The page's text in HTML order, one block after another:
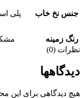
جنس نخ خاب پلی
رنگ زمینه
نظرات (0)
دیدگاهها
هیچ دیدگاهی برای